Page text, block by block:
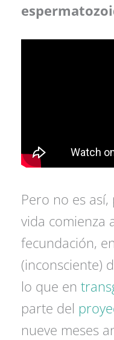
Pero no es
vida comienza
fecundación,
(inconsciente)
lo que en
parte del
nueve meses